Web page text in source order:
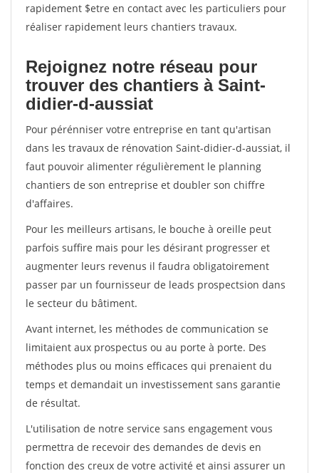
rapidement $etre en contact avec les particuliers pour
réaliser rapidement leurs chantiers travaux.
Rejoignez notre réseau pour
trouver des chantiers à Saint-
didier-d-aussiat
Pour pérénniser votre entreprise en tant qu'artisan
dans les travaux de rénovation Saint-didier-d-aussiat, il
faut pouvoir alimenter régulièrement le planning
chantiers de son entreprise et doubler son chiffre
d'affaires.
Pour les meilleurs artisans, le bouche à oreille peut
parfois suffire mais pour les désirant progresser et
augmenter leurs revenus il faudra obligatoirement
passer par un fournisseur de leads prospectsion dans
le secteur du bâtiment.
Avant internet, les méthodes de communication se
limitaient aux prospectus ou au porte à porte. Des
méthodes plus ou moins efficaces qui prenaient du
temps et demandait un investissement sans garantie
de résultat.
L'utilisation de notre service sans engagement vous
permettra de recevoir des demandes de devis en
fonction des creux de votre activité et ainsi assurer un